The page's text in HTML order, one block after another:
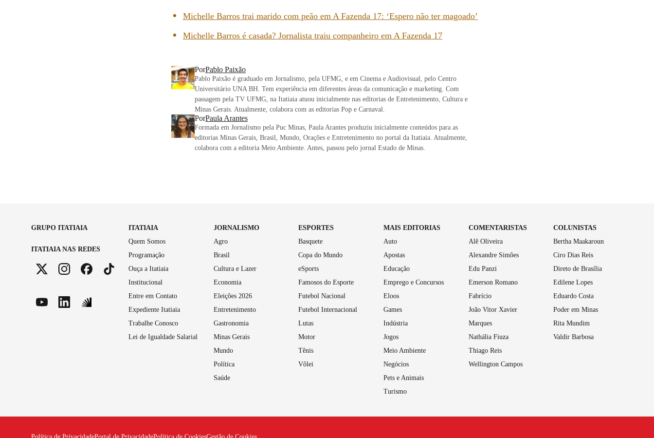
Michelle Barros trai marido com peão em A Fazenda 17: ‘Espero não ter magoado’
Michelle Barros é casada? Jornalista traiu companheiro em A Fazenda 17
PorPablo Paixão
Pablo Paixão é graduado em Jornalismo, pela UFMG, e em Cinema e Audiovisual, pelo Centro
Universitário UNA BH. Tem experiência em diferentes áreas da comunicação e marketing. Com
passagem pela TV UFMG, na Itatiaia atuou inicialmente nas editorias de Entretenimento, Cultura e
Minas Gerais. Atualmente, colabora com as editorias Pop e Carnaval.
PorPaula Arantes
Formada em Jornalismo pela Puc Minas, Paula Arantes produziu inicialmente conteúdos para as
editorias Minas Gerais, Brasil, Mundo, Orações e Entretenimento no portal da Itatiaia. Atualmente,
colabora com a editoria Meio Ambiente. Antes, passou pelo jornal Estado de Minas.
GRUPO ITATIAIA
ITATIAIA NAS REDES
ITATIAIA
Quem Somos
Programação
Ouça a Itatiaia
Institucional
Entre em Contato
Expediente Itatiaia
Trabalhe Conosco
Lei de Igualdade Salarial
JORNALISMO
Agro
Brasil
Cultura e Lazer
Economia
Eleições 2026
Entretenimento
Gastronomia
Minas Gerais
Mundo
Política
Saúde
ESPORTES
Basquete
Copa do Mundo
eSports
Famosos do Esporte
Futebol Nacional
Futebol Internacional
Lutas
Motor
Tênis
Vôlei
MAIS EDITORIAS
Auto
Apostas
Educação
Emprego e Concursos
Eloos
Games
Indústria
Jogos
Meio Ambiente
Negócios
Pets e Animais
Turismo
COMENTARISTAS
Alê Oliveira
Alexandre Simões
Edu Panzi
Emerson Romano
Fabrício
João Vitor Xavier
Marques
Nathália Fiuza
Thiago Reis
Wellington Campos
COLUNISTAS
Bertha Maakaroun
Ciro Dias Reis
Direto de Brasília
Edilene Lopes
Eduardo Costa
Poder em Minas
Rita Mundim
Valdir Barbosa